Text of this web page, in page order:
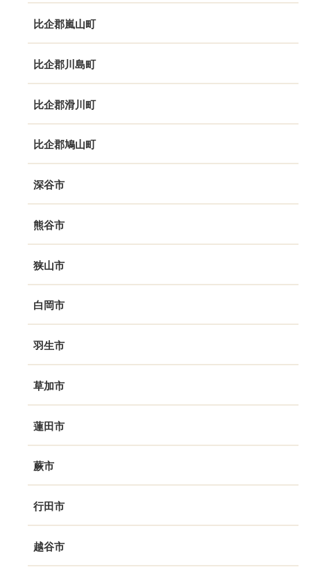
比企郡嵐山町
比企郡川島町
比企郡滑川町
比企郡鳩山町
深谷市
熊谷市
狭山市
白岡市
羽生市
草加市
蓮田市
蕨市
行田市
越谷市